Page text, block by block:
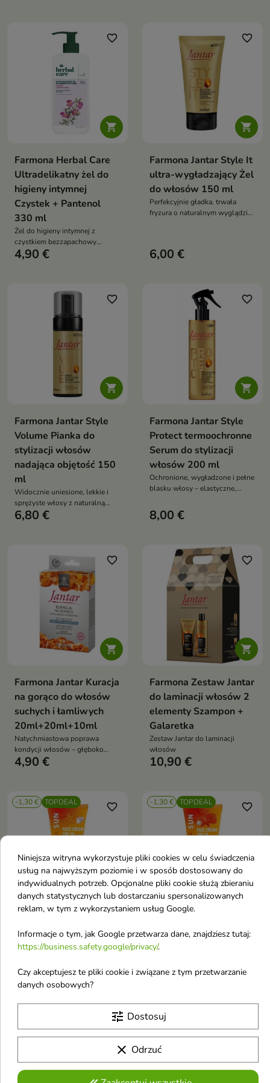
stosowanie

favorite_border
Farmona Herbal Care
Ultradelikatny żel do
higieny intymnej
Czystek + Pantenol
330 ml
Żel do higieny intymnej z
czystkiem bezzapachowy
łagodny 94 procent naturalnych
4,90 €

favorite_border
Farmona Jantar Style It
ultra-wygładzający Żel
do włosów 150 ml
Perfekcyjnie gładka, trwała
fryzura o naturalnym wyglądzie i
6,00 €

favorite_border
Farmona Jantar Style
Volume Pianka do
stylizacji włosów
nadająca objętość 150
ml
Widocznie uniesione, lekkie i
sprężyste włosy z naturalną
objętością i zdrowym wyglądem
6,80 €

favorite_border
Farmona Jantar Style
Protect termoochronne
Serum do stylizacji
włosów 200 ml
Ochronione, wygładzone i pełne
blasku włosy – elastyczne,
wysokich temperatur
8,00 €

favorite_border
Farmona Jantar Kuracja
na gorąco do włosów
suchych i łamliwych
20ml+20ml+10ml
Natychmiastowa poprawa
kondycji włosów – głęboko
odżywione, wygładzone i pełne
4,90 €

favorite_border
Farmona Zestaw Jantar
do laminacji włosów 2
elementy Szampon +
Galaretka
Zestaw Jantar do laminacji
włosów
10,90 €
-1,30 € TOPDEAL

favorite_border
Farmona Sun Oil Free
Krem do twarzy SPF50
Krem do twarzy SPF50
-1,30 € TOPDEAL

favorite_border
Farmona Sun Krem do
twarzy z olejem
ml
favorite_border
Niniejsza witryna wykorzystuje pliki cookies w celu świadczenia
usług na najwyższym poziomie i w sposób dostosowany do
indywidualnych potrzeb. Opcjonalne pliki cookie służą zbieraniu
danych statystycznych lub dostarczaniu spersonalizowanych
reklam, w tym z wykorzystaniem usług Google.
Informacje o tym, jak Google przetwarza dane, znajdziesz tutaj:
https://business.safety.google/privacy/.
Czy akceptujesz te pliki cookie i związane z tym przetwarzanie
danych osobowych?
tune Dostosuj
clear Odrzuć